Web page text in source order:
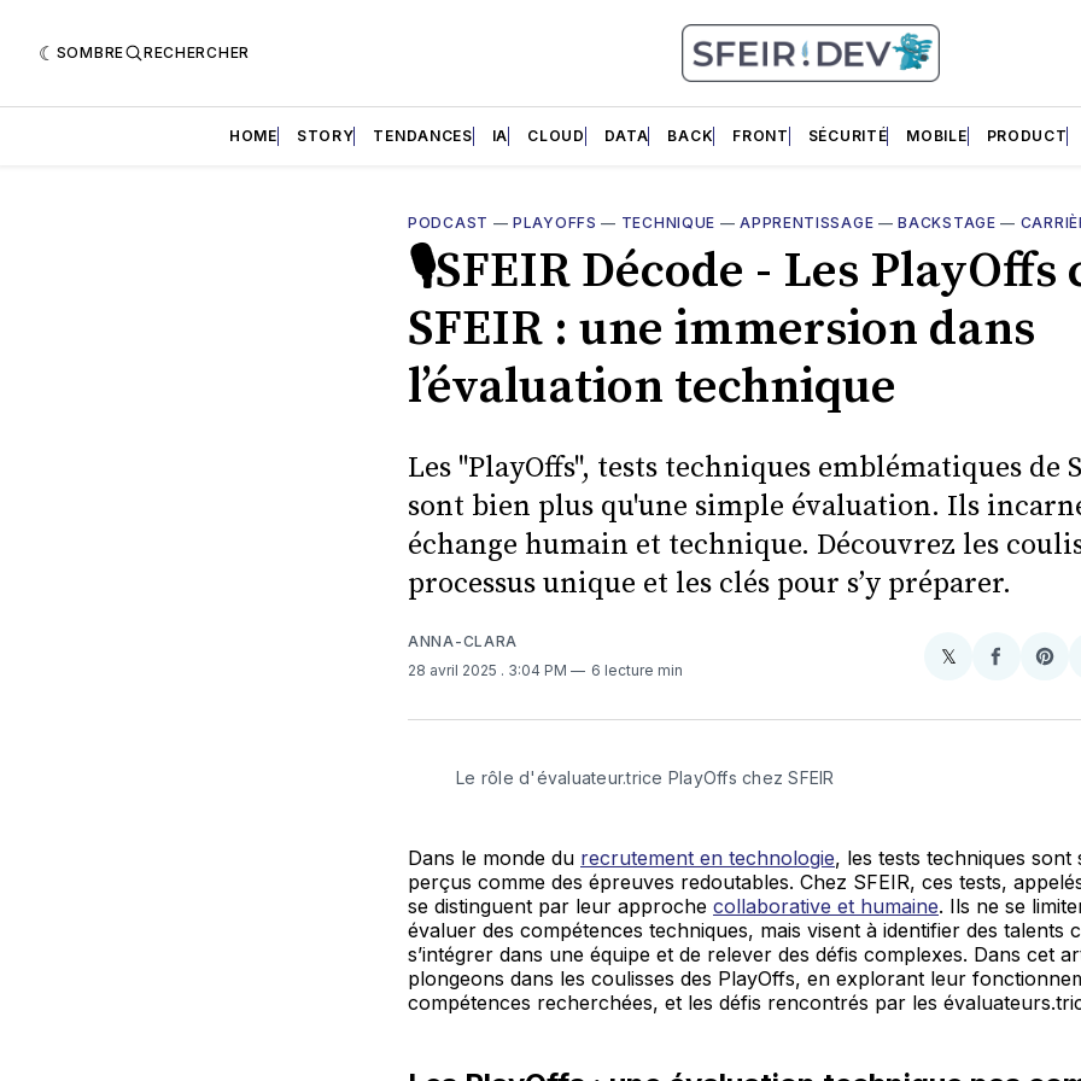
SOMBRE RECHERCHER
HOME STORY TENDANCES IA CLOUD DATA BACK FRONT SÉCURITÉ MOBILE PRODUCT
PODCAST —PLAYOFFS — TECHNIQUE —APPRENTISSAGE —BACKSTAGE —
🎙SFEIR Décode - Les PlayOffs
SFEIR : une immersion dans
l’évaluation technique
Les "PlayOffs", tests techniques emblématiques de
sont bien plus qu'une simple évaluation. Ils
échange humain et technique. Découvrez les
processus unique et les clés pour s’y préparer.
ANNA-CLARA
28 avril 2025 . 3:04 PM 6 lecture min
𝕏Share
X
Partager
Le rôle d'évaluateur.trice PlayOffs chez SFEIR
Dans le monde du recrutement en technologie, les tests techniques sont
perçus comme des épreuves redoutables. Chez SFEIR, ces tests,
se distinguent par leur approche collaborative et humaine. Ils ne se
évaluer des compétences techniques, mais visent à identifier des talents
s’intégrer dans une équipe et de relever des défis complexes. Dans cet
plongeons dans les coulisses des PlayOffs, en explorant leur
compétences recherchées, et les défis rencontrés par les